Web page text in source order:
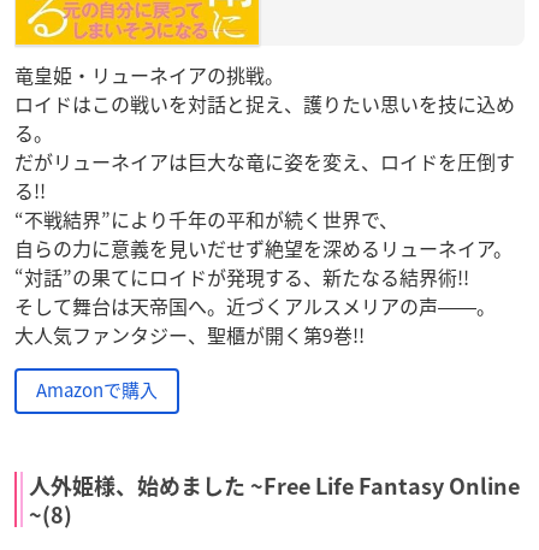
竜皇姫・リューネイアの挑戦。
ロイドはこの戦いを対話と捉え、護りたい思いを技に込め
る。
だがリューネイアは巨大な竜に姿を変え、ロイドを圧倒す
る!!
“不戦結界”により千年の平和が続く世界で、
自らの力に意義を見いだせず絶望を深めるリューネイア。
“対話”の果てにロイドが発現する、新たなる結界術!!
そして舞台は天帝国へ。近づくアルスメリアの声――。
大人気ファンタジー、聖櫃が開く第9巻!!
Amazonで購入
人外姫様、始めました ~Free Life Fantasy Online
~(8)